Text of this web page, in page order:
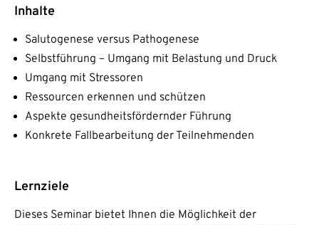
Inhalte
Salutogenese versus Pathogenese
Selbstführung – Umgang mit Belastung und Druck
Umgang mit Stressoren
Ressourcen erkennen und schützen
Aspekte gesundheitsfördernder Führung
Konkrete Fallbearbeitung der Teilnehmenden
Lernziele
Dieses Seminar bietet Ihnen die Möglichkeit der